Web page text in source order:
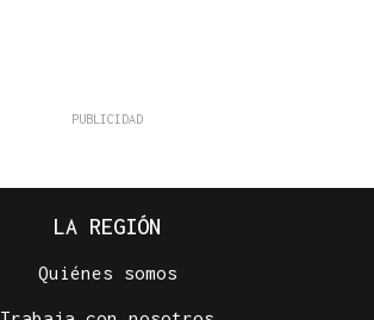
LA REGIÓN
Quiénes somos